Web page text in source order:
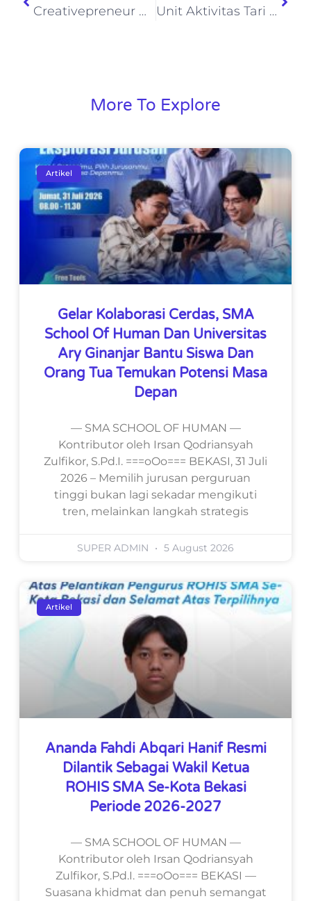
Creativepreneur Day: Ajang Kreasi dan Inovasi Kuliner Siswa-siswi Kelas 11 Unit Aktivitas Tari Tradisional di School of Human : Melestarikan Budaya di Tengah Pembelajaran Abad 21
More To Explore
Artikel
Gelar Kolaborasi Cerdas, SMA
School Of Human Dan Universitas
Ary Ginanjar Bantu Siswa Dan
Orang Tua Temukan Potensi Masa
Depan
— SMA SCHOOL OF HUMAN —
Kontributor oleh Irsan Qodriansyah
Zulfikor, S.Pd.I. ===oOo=== BEKASI, 31 Juli
2026 – Memilih jurusan perguruan
tinggi bukan lagi sekadar mengikuti
tren, melainkan langkah strategis
SUPER ADMIN 5 August 2026
Artikel
Ananda Fahdi Abqari Hanif Resmi
Dilantik Sebagai Wakil Ketua
ROHIS SMA Se-Kota Bekasi
Periode 2026-2027
— SMA SCHOOL OF HUMAN —
Kontributor oleh Irsan Qodriansyah
Zulfikor, S.Pd.I. ===oOo=== BEKASI —
Suasana khidmat dan penuh semangat